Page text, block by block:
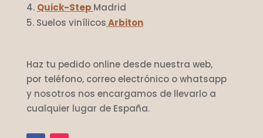
Quick-Step Madrid
Suelos vinílicosArbiton
Haz tu pedido online desde nuestra web,
por teléfono, correo electrónico o whatsapp
y nosotros nos encargamos de llevarlo a
cualquier lugar de España.